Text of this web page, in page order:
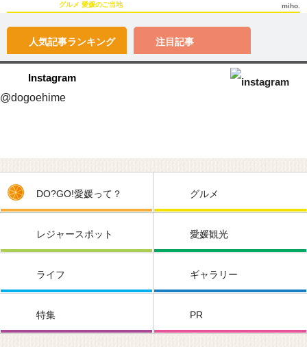
グルメ 愛媛のご当地 miho.
人気記事ランキング 注目記事
Instagram
@dogoehime
DO?GO!愛媛って？ グルメ
レジャースポット 愛媛観光
ライフ ギャラリー
特集 PR